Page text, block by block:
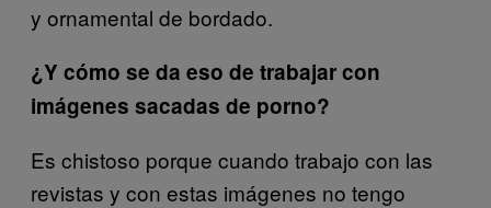
y ornamental de bordado.
¿Y cómo se da eso de trabajar con
imágenes sacadas de porno?
Es chistoso porque cuando trabajo con las
revistas y con estas imágenes no tengo